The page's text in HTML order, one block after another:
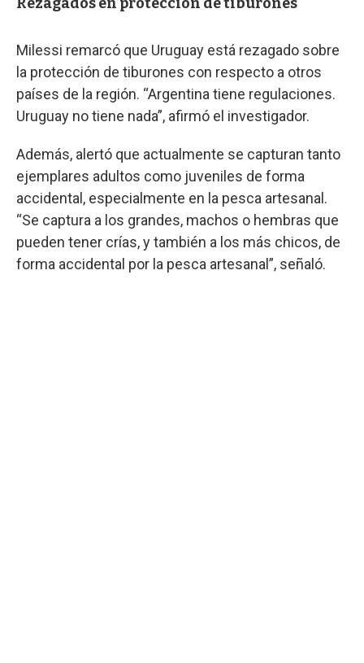
Milessi remarcó que Uruguay está rezagado sobre
la protección de tiburones con respecto a otros
países de la región. “Argentina tiene regulaciones.
Uruguay no tiene nada”, afirmó el investigador.
Además, alertó que actualmente se capturan tanto
ejemplares adultos como juveniles de forma
accidental, especialmente en la pesca artesanal.
“Se captura a los grandes, machos o hembras que
pueden tener crías, y también a los más chicos, de
forma accidental por la pesca artesanal”, señaló.